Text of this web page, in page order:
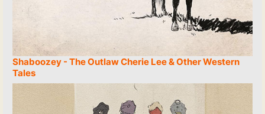
Shaboozey - The Outlaw Cherie Lee & Other Western
Tales